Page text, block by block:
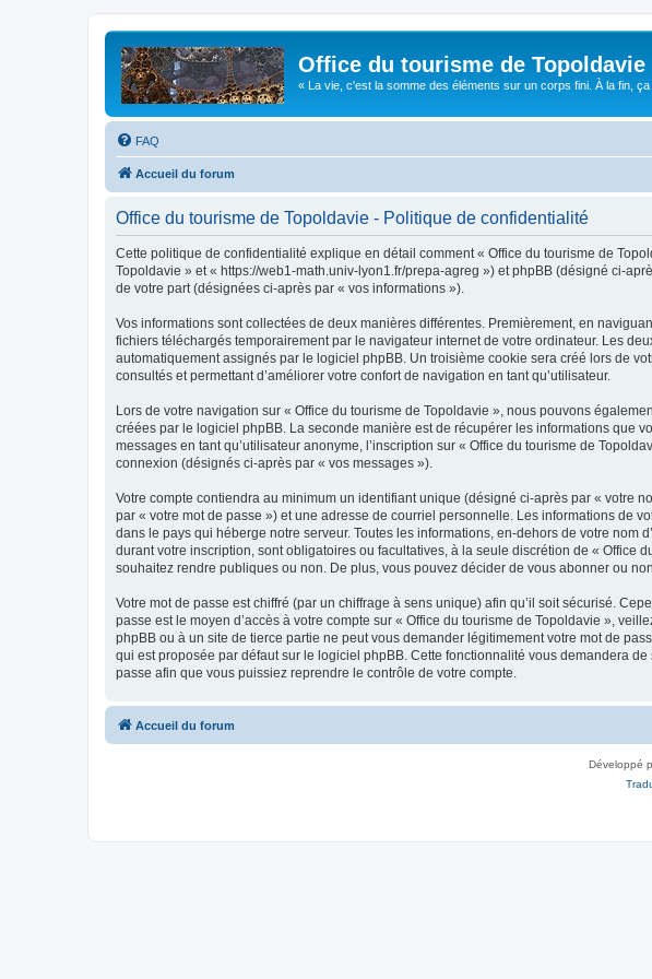
Office du tourisme de Topoldavie
« La vie, c'est la somme des éléments sur un corps fini. À la fin,
FAQ
Accueil du forum
Office du tourisme de Topoldavie - Politique de confidentialité
Cette politique de confidentialité explique en détail comment « Office du tourisme de
Topoldavie » et « https://web1-math.univ-lyon1.fr/prepa-agreg ») et phpBB (désigné ci-
de votre part (désignées ci-après par « vos informations »).
Vos informations sont collectées de deux manières différentes. Premièrement, en
fichiers téléchargés temporairement par le navigateur internet de votre ordinateur. Les
automatiquement assignés par le logiciel phpBB. Un troisième cookie sera créé lors de
consultés et permettant d’améliorer votre confort de navigation en tant qu’utilisateur.
Lors de votre navigation sur « Office du tourisme de Topoldavie », nous pouvons
créées par le logiciel phpBB. La seconde manière est de récupérer les informations
messages en tant qu’utilisateur anonyme, l’inscription sur « Office du tourisme de
connexion (désignés ci-après par « vos messages »).
Votre compte contiendra au minimum un identifiant unique (désigné ci-après par « votre
par « votre mot de passe ») et une adresse de courriel personnelle. Les informations de
dans le pays qui héberge notre serveur. Toutes les informations, en-dehors de votre nom
durant votre inscription, sont obligatoires ou facultatives, à la seule discrétion de « Office
souhaitez rendre publiques ou non. De plus, vous pouvez décider de vous abonner ou
Votre mot de passe est chiffré (par un chiffrage à sens unique) afin qu’il soit sécurisé.
passe est le moyen d’accès à votre compte sur « Office du tourisme de Topoldavie »,
phpBB ou à un site de tierce partie ne peut vous demander légitimement votre mot de
qui est proposée par défaut sur le logiciel phpBB. Cette fonctionnalité vous demandera
passe afin que vous puissiez reprendre le contrôle de votre compte.
Accueil du forum
Développé